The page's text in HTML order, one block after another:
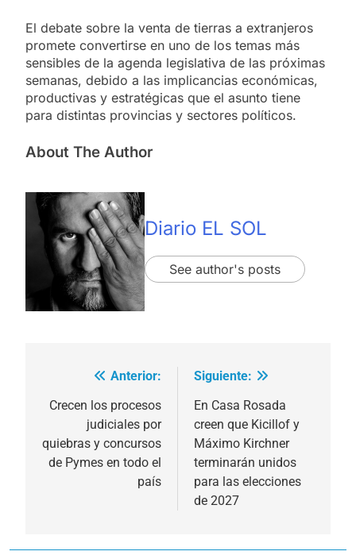
El debate sobre la venta de tierras a extranjeros
promete convertirse en uno de los temas más
sensibles de la agenda legislativa de las próximas
semanas, debido a las implicancias económicas,
productivas y estratégicas que el asunto tiene
para distintas provincias y sectores políticos.
About The Author
Diario EL SOL
See author's posts
Navegación
de
entradas
Anterior:
Crecen los procesos
judiciales por
quiebras y concursos
de Pymes en todo el
país
Siguiente:
En Casa Rosada
creen que Kicillof y
Máximo Kirchner
terminarán unidos
para las elecciones
de 2027